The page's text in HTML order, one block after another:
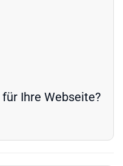
Ihre Webseite?